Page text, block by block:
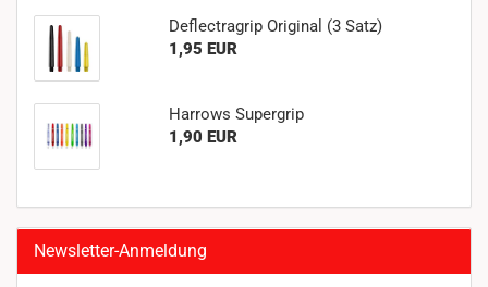
Deflectragrip Original (3 Satz)
1,95 EUR
Harrows Supergrip
1,90 EUR
Newsletter-Anmeldung